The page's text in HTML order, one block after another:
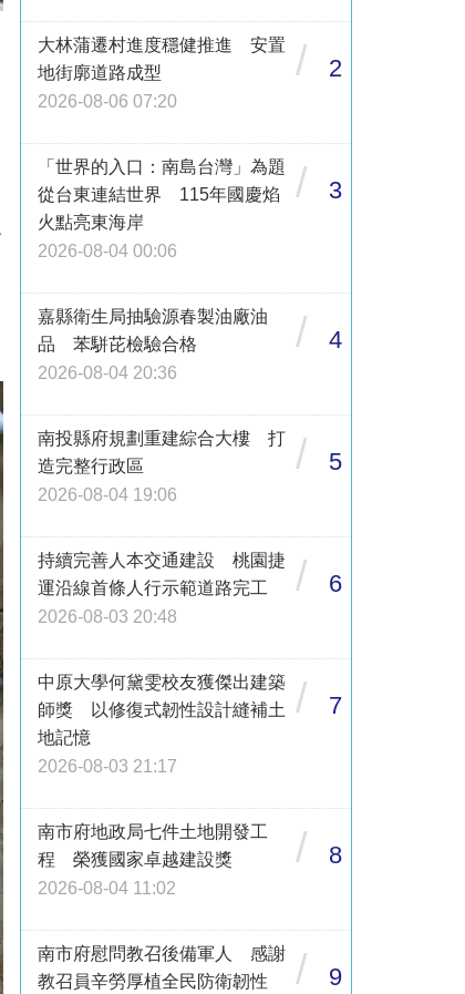
大林蒲遷村進度穩健推進 安置
地街廓道路成型
2026-08-06 07:20
/ 2
「世界的入口：南島台灣」為題
從台東連結世界 115年國慶焰
火點亮東海岸
2026-08-04 00:06
/ 3
嘉縣衛生局抽驗源春製油廠油
品 苯駢芘檢驗合格
2026-08-04 20:36
/ 4
南投縣府規劃重建綜合大樓 打
造完整行政區
2026-08-04 19:06
/ 5
持續完善人本交通建設 桃園捷
運沿線首條人行示範道路完工
2026-08-03 20:48
/ 6
中原大學何黛雯校友獲傑出建築
師獎 以修復式韌性設計縫補土
地記憶
2026-08-03 21:17
/ 7
南市府地政局七件土地開發工
程 榮獲國家卓越建設獎
2026-08-04 11:02
/ 8
南市府慰問教召後備軍人 感謝
教召員辛勞厚植全民防衛韌性
/ 9